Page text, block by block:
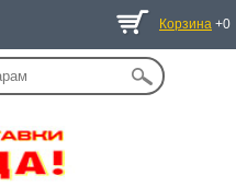
Корзина +0